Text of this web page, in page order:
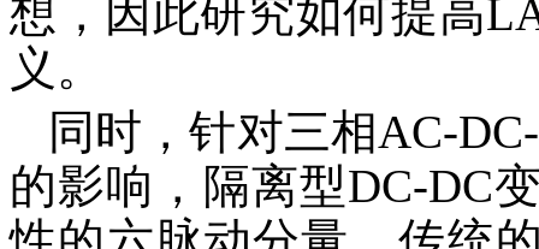
想，因此研究如何提高
义。
同时，针对三相AC-
的影响，隔离型DC-DC